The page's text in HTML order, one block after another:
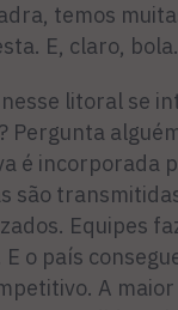
temos
E, claro, bola.
litoral se
Pergunta
é incorporada
são
Equipes
o país
A